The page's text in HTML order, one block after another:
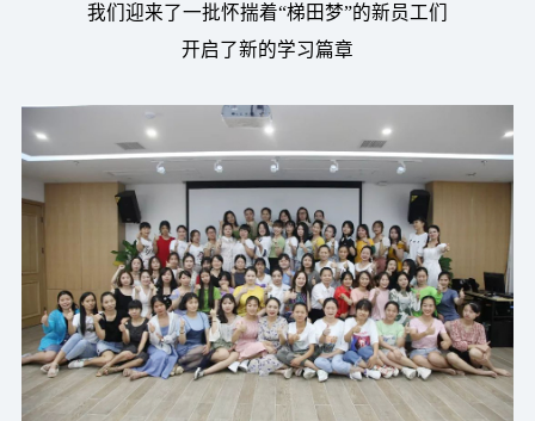
我们迎来了一批怀揣着“梯田梦”的新员工们
开启了新的学习篇章